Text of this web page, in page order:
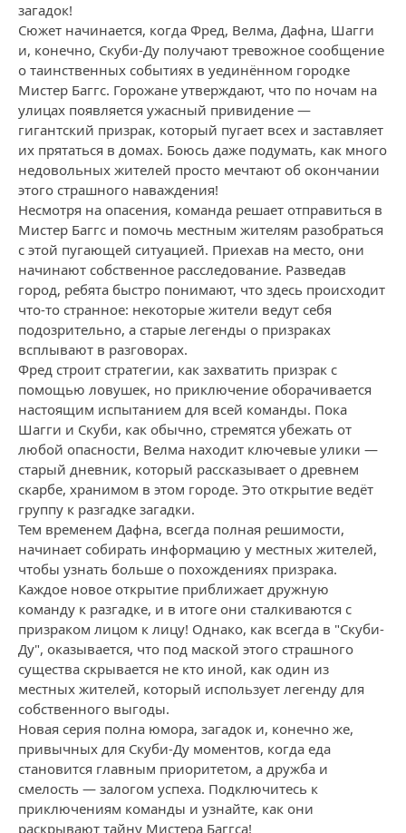
загадок!
Сюжет начинается, когда Фред, Велма, Дафна, Шагги
и, конечно, Скуби-Ду получают тревожное сообщение
о таинственных событиях в уединённом городке
Мистер Баггс. Горожане утверждают, что по ночам на
улицах появляется ужасный привидение —
гигантский призрак, который пугает всех и заставляет
их прятаться в домах. Боюсь даже подумать, как много
недовольных жителей просто мечтают об окончании
этого страшного наваждения!
Несмотря на опасения, команда решает отправиться в
Мистер Баггс и помочь местным жителям разобраться
с этой пугающей ситуацией. Приехав на место, они
начинают собственное расследование. Разведав
город, ребята быстро понимают, что здесь происходит
что-то странное: некоторые жители ведут себя
подозрительно, а старые легенды о призраках
всплывают в разговорах.
Фред строит стратегии, как захватить призрак с
помощью ловушек, но приключение оборачивается
настоящим испытанием для всей команды. Пока
Шагги и Скуби, как обычно, стремятся убежать от
любой опасности, Велма находит ключевые улики —
старый дневник, который рассказывает о древнем
скарбе, хранимом в этом городе. Это открытие ведёт
группу к разгадке загадки.
Тем временем Дафна, всегда полная решимости,
начинает собирать информацию у местных жителей,
чтобы узнать больше о похождениях призрака.
Каждое новое открытие приближает дружную
команду к разгадке, и в итоге они сталкиваются с
призраком лицом к лицу! Однако, как всегда в "Скуби-
Ду", оказывается, что под маской этого страшного
существа скрывается не кто иной, как один из
местных жителей, который использует легенду для
собственного выгоды.
Новая серия полна юмора, загадок и, конечно же,
привычных для Скуби-Ду моментов, когда еда
становится главным приоритетом, а дружба и
смелость — залогом успеха. Подключитесь к
приключениям команды и узнайте, как они
раскрывают тайну Мистера Баггса!